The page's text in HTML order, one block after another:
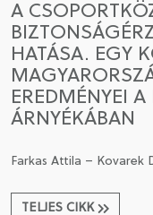
A
HATÁSA. EGY
EREDMÉNYEI
ÁRNYÉKÁBAN
Farkas Attila – Kovarek
TELJES CIKK